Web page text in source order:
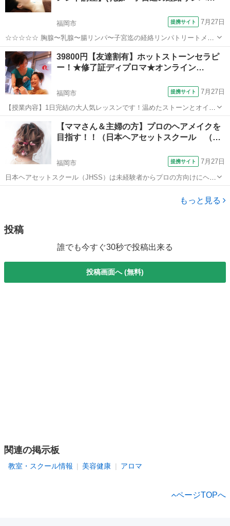
福岡市 提携サイト 7月27日
☆☆☆☆☆ 胸腺〜乳腺〜腸リンパ〜子宮迄の経絡リンパトリートメン
ト オイル使用バージョンor 着衣の上から施す〜オイル不使用バージョ
ン整体術。 ■カリキュラム■ 〇 上半身ホルモンバランス改善
（耳下腺・首肩・胸腺・...
福岡 福岡市 マッサージ
39800円【友達割有】ホットストーンセラピ
ー！★修了証ディプロマ★オンライン…
福岡市 提携サイト 7月27日
【授業内容】1日完結の大人気レッスンです！温めたストーンとオイル
を使用して、全身をトリートメント致します。うつぶせ、あお向けと
全身を行います。非常にソフトなテクニックなので、とても気持ちよ
くて眠くなってしまいます。温熱効果で...
福岡市 マッサージ
【ママさん＆主婦の方】プロのヘアメイクを
目指す！！（日本ヘアセットスクール （…
福岡市 提携サイト 7月27日
日本ヘアセットスクール（JHSS）は未経験者からプロの方向けにヘア
セットの専門知識・技術を指導するスクールです！長期～短期まで、
もっと見る
投稿
誰でも今すぐ30秒で投稿出来る
投稿画面へ (無料)
関連の掲示板
教室・スクール情報 美容健康 アロマ
ページTOPへ